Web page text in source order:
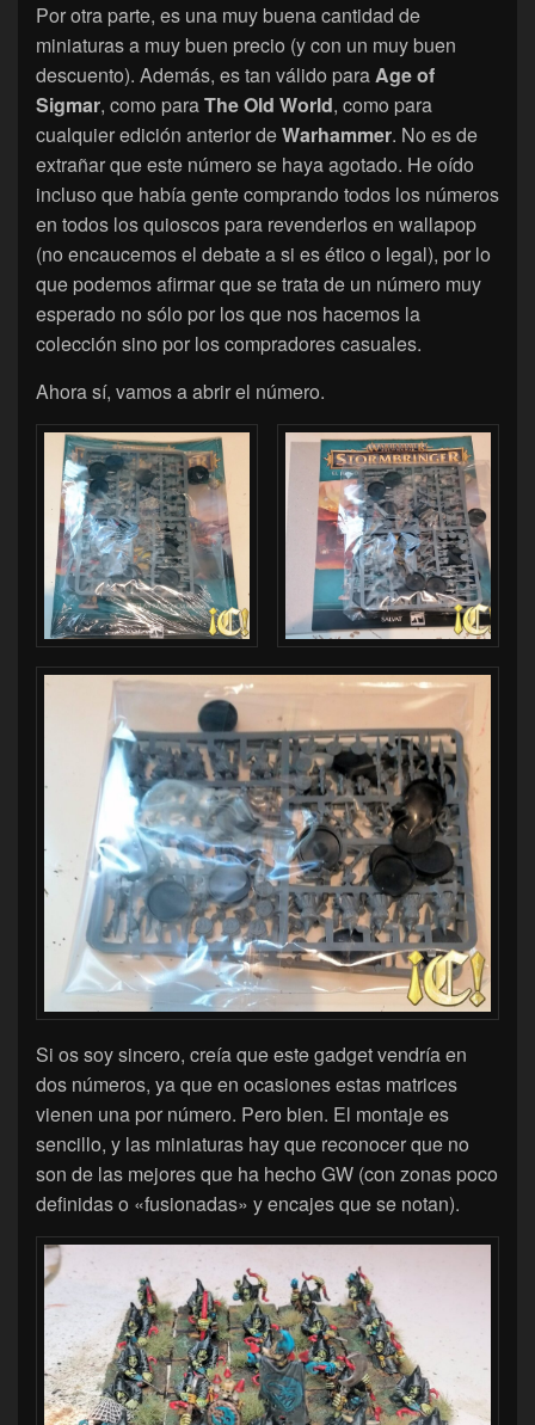
Por otra parte, es una muy buena cantidad de
miniaturas a muy buen precio (y con un muy buen
descuento). Además, es tan válido paraAge of
Sigmar, como paraThe Old World, como para
cualquier edición anterior deWarhammer. No es de
extrañar que este número se haya agotado. He oído
incluso que había gente comprando todos los números
en todos los quioscos para revenderlos en wallapop
(no encaucemos el debate a si es ético o legal), por lo
que podemos afirmar que se trata de un número muy
esperado no sólo por los que nos hacemos la
colección sino por los compradores casuales.
Ahora sí, vamos a abrir el número.
Si os soy sincero, creía que este gadget vendría en
dos números, ya que en ocasiones estas matrices
vienen una por número. Pero bien. El montaje es
sencillo, y las miniaturas hay que reconocer que no
son de las mejores que ha hecho GW (con zonas poco
definidas o «fusionadas» y encajes que se notan).